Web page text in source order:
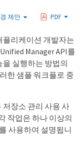
제안 PDF
플리케이션 개발자는
Manager API를
실행하는 방법의
한 샘플 워크플로 중
장소 관리 사용 사
작업은 하나 이상의
사용하여 설명됩니